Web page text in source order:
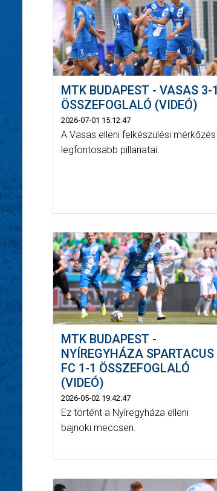
MTK BUDAPEST - VASAS 3-1
ÖSSZEFOGLALÓ (VIDEÓ)
2026-07-01 15:12:47
A Vasas elleni felkészülési mérkőzés
legfontosabb pillanatai.
MTK BUDAPEST -
NYÍREGYHÁZA SPARTACUS
FC 1-1 ÖSSZEFOGLALÓ
(VIDEÓ)
2026-05-02 19:42:47
Ez történt a Nyíregyháza elleni
bajnoki meccsen.